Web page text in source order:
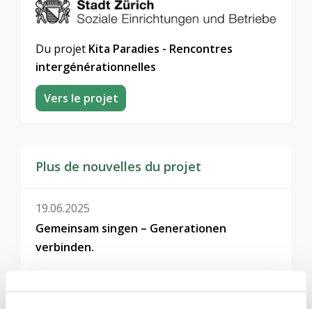
Du projet Kita Paradies - Rencontres
intergénérationnelles
Vers le projet
Plus de nouvelles du projet
19.06.2025
Gemeinsam singen – Generationen
verbinden.
04.06.2024